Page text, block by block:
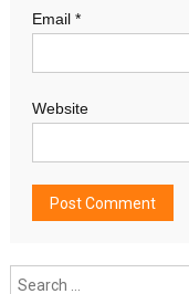
Email *
Website